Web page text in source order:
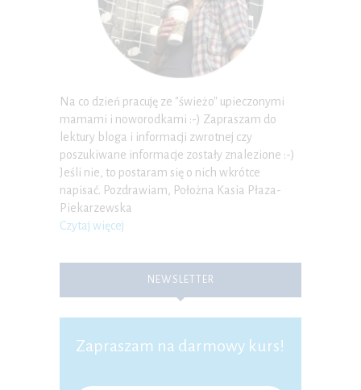
Na co dzień pracuję ze "świeżo" upieczonymi
mamami i noworodkami :-) Zapraszam do
lektury bloga i informacji zwrotnej czy
poszukiwane informacje zostały znalezione :-)
Jeśli nie, to postaram się o nich wkrótce
napisać. Pozdrawiam, Położna Kasia Płaza-
Piekarzewska
Czytaj więcej
NEWSLETTER
Zapraszam na darmowy kurs!